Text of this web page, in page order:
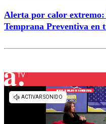
Alerta por calor
Temprana Preventiva en